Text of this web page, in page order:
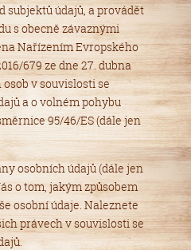
subjektů údajů, a provádět
s obecně závaznými
Nařízením Evropského
679 ze dne 27. dubna
v souvislosti se
a o volném pohybu
95/46/ES (dále jen
osobních údajů (dále jen
o tom, jakým způsobem
osobní údaje. Naleznete
právech v souvislosti se